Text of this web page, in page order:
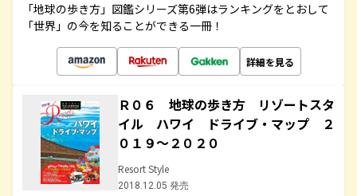
「地球の歩き方」図鑑シリーズ第6弾はランキングをとおして
「世界」の今を知ることができる一冊！
詳細を見る
Ｒ０６ 地球の歩き方 リゾートスタ
イル ハワイ ドライブ・マップ ２
０１９～２０２０
Resort Style
2018.12.05 発売